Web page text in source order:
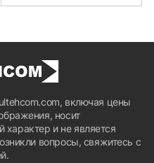
включая цены
носит
и не является
вопросы, свяжитесь с